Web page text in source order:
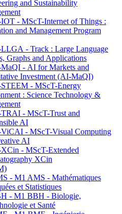
and Sustainability
- MScT-Internet of Things :
and Management Program
- Track : Large Language
Graphs and Applications
- AI for Markets and
Investment (AI-MaQI)
- MScT-Energy
: Science Technology &
- MScT-Trust and
AI
- MScT-Visual Computing
AI
- MScT-Extended
XCin
- M1 AMS - Mathématiques
et Statistiques
- M1 BBH - Biologie,
et Santé